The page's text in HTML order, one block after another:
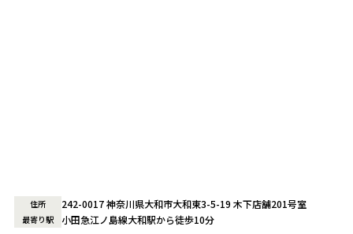
住所 242-0017 神奈川県大和市大和東3-5-19 木下店舗201号室
最寄り駅 小田急江ノ島線大和駅から徒歩10分